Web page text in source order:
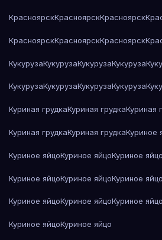
КрасноярскКрасноярскКрасноярск
КрасноярскКрасноярскКрасноярск
КукурузаКукурузаКукурузаКукуруза
КукурузаКукурузаКукурузаКукуруза
Куриная грудкаКуриная грудкаКуриная
Куриная грудкаКуриная грудкаКуриное
Куриное яйцоКуриное яйцоКуриное яйцо
Куриное яйцоКуриное яйцоКуриное яйцо
Куриное яйцоКуриное яйцоКуриное яйцо
Куриное яйцоКуриное яйцо